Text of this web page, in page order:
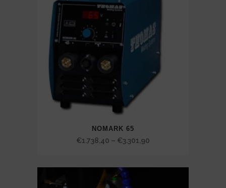
NOMARK 65
€1.738,40 – €3.301,90
€1.738,40